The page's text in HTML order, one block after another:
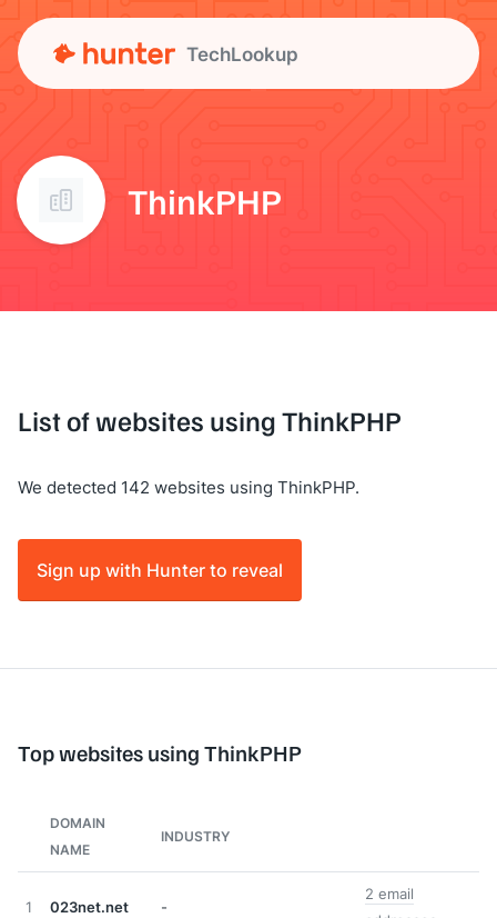
TechLookup
ThinkPHP
List of websites using ThinkPHP
We detected 142 websites using ThinkPHP.
Sign up with Hunter to reveal
Top websites using ThinkPHP
DOMAIN
NAME
INDUSTRY
1 023net.net -
2 email